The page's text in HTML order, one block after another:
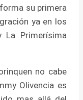
su primera
ya en los
La Primerísima
no cabe
Olivencia es